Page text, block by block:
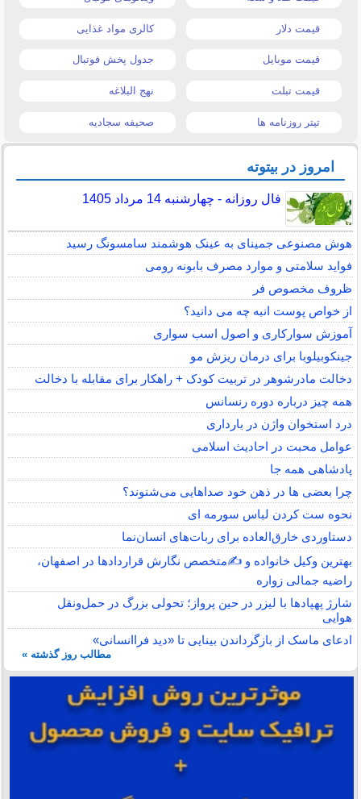
قیمت دلار کالری مواد غذایی
قیمت موبایل جدول پخش فوتبال
قیمت تبلت نهج البلاغه
تیتر روزنامه ها صحیفه سجادیه
امروز در بیتوته
فال روزانه - چهارشنبه 14 مرداد 1405
هوش مصنوعی جمینای به عینک هوشمند سامسونگ رسید
فواید سلامتی و موارد مصرف بابونه رومی
ظروف مخصوص فر
از خواص پوست انبه چه می دانید؟
آموزش سوارکاری و اصول اسب سواری
جینکوبیلوبا برای درمان ریزش مو
دخالت مادرشوهر در تربیت کودک + راهکار برای مقابله با دخالت
همه چیز درباره دوره رنسانس
درد استخوان واژن در بارداری
عوامل محبت در احادیث اسلامى
پادشاهی همه جا
چرا بعضی ها در ذهن خود صداهایی می‌شنوند؟
نحوه ست کردن لباس سورمه ای
دستاوردی خارق‌العاده برای ربات‌های انسان‌نما
بهترین وکیل خانواده و ✍️متخصص نگارش قراردادها در اصفهان،
راضیه جمالی زواره
شارژ پهپادها با لیزر در حین پرواز؛ تحولی بزرگ در حمل‌ونقل
هوایی
ادعای ماسک از بازگرداندن بینایی تا «دید فراانسانی»
مطالب روز گذشته »